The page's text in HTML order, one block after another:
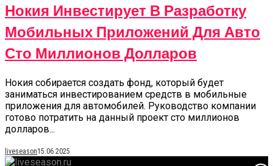
Нокия Инвестирует В Разработку
Мобильных Приложений Для Авто
Сто Миллионов Долларов
Нокия собирается создать фонд, который будет
заниматься инвестированием средств в мобильные
приложения для автомобилей. Руководство компании
готово потратить на данный проект сто миллионов
долларов...
liveseason15.06.2025